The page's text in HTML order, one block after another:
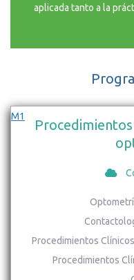
aplicada tanto a la
M1
Procedimientos
Procedimientos